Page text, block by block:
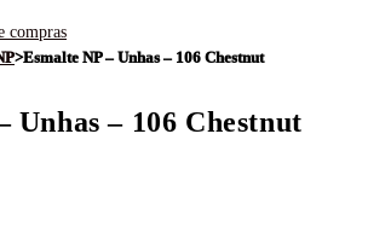
>Esmalte NP – Unhas – 106 Chestnut
Unhas – 106 Chestnut